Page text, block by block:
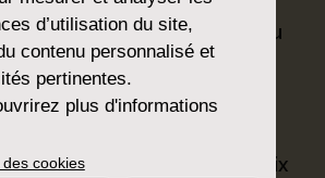
amateur de classiques ou
la nouveauté, vous
que vous cherchez dans la
Maredsous
®
nous proposons un choix
d’utilisation du site,
contenu personnalisé et
pertinentes.
plus d'informations
cookies